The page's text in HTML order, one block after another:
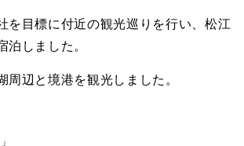
を目標に付近の観光巡りを行い、松江
泊しました。
周辺と境港を観光しました。